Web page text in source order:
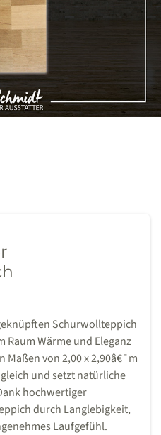
Schurwollteppich
Raum Wärme und Eleganz
von 2,00 x 2,90â€¯m
und setzt natürliche
hochwertiger
durch Langlebigkeit,
Laufgefühl.